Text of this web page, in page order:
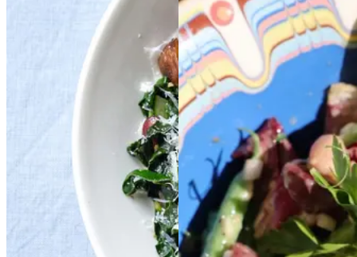
Bønnebiksemad
Bøn
medmed
svampe,
parmesan
FarverigFarverig
bønnesalat
bønnesala
t
Gem opskrift